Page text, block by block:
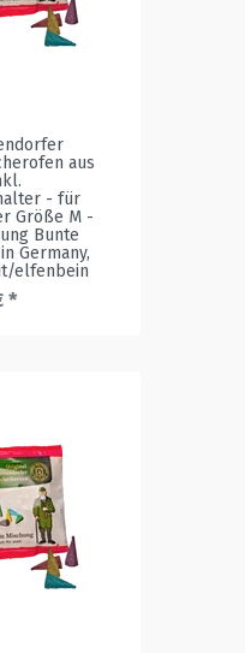
aus
- für
Größe M -
Bunte
Germany,
elfenbein
*